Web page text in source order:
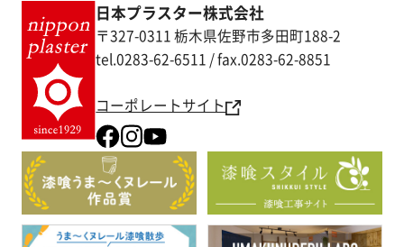
日本プラスター株式会社
〒327-0311 栃木県佐野市多田町188-2
tel.0283-62-6511 / fax.0283-62-8851
コーポレートサイト